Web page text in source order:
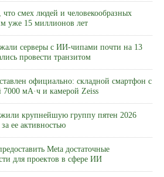
смех людей и человекообразных
уже 15 миллионов лет
серверы с ИИ-чипами почти на 13
провести транзитом
официально: складной смартфон с
7000 мА·ч и камерой Zeiss
крупнейшую группу пятен 2026
ее активностью
Meta достаточные
для проектов в сфере ИИ